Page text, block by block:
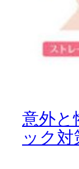
意外と
ック対